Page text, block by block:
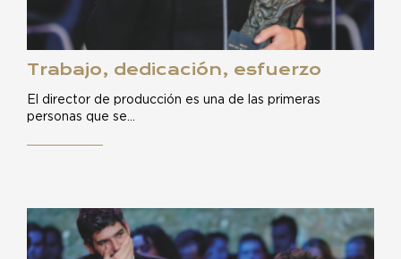
Trabajo, dedicación, esfuerzo
El director de producción es una de las primeras
personas que se…